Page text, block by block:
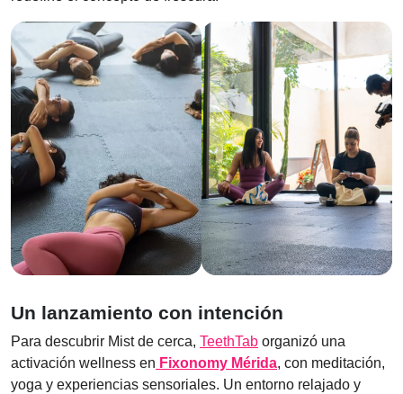
Un lanzamiento con intención
Para descubrir Mist de cerca, TeethTab organizó una
activación wellness en Fixonomy Mérida, con meditación,
yoga y experiencias sensoriales. Un entorno relajado y